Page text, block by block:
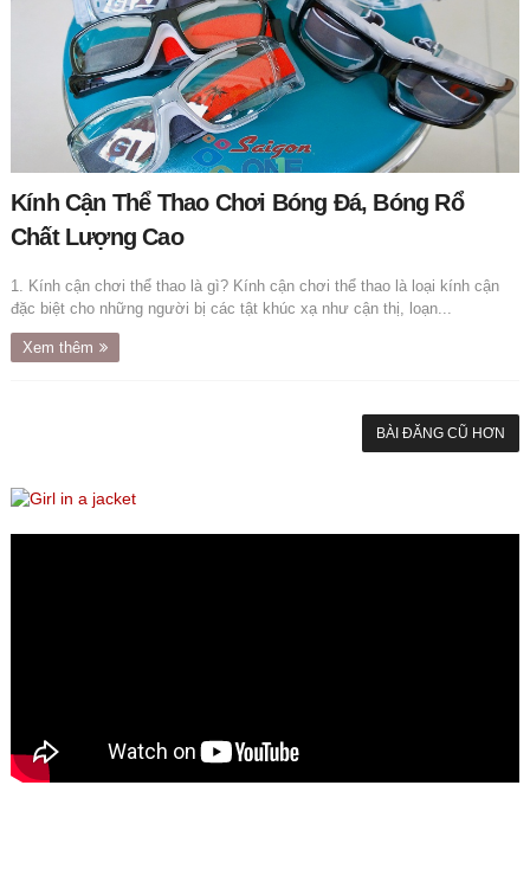
Kính Cận Thể Thao Chơi Bóng Đá, Bóng Rổ
Chất Lượng Cao
1. Kính cận chơi thể thao là gì? Kính cận chơi thể thao là loại kính cận
đặc biệt cho những người bị các tật khúc xạ như cận thị, loạn...
Xem thêm
BÀI ĐĂNG CŨ HƠN